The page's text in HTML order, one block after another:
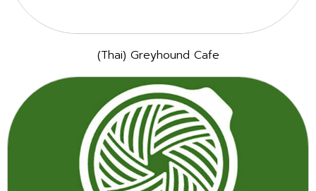
(Thai) Greyhound Cafe